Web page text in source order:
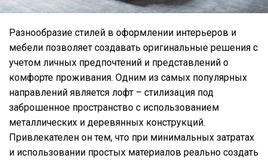
Разнообразие стилей в оформлении интерьеров и
мебели позволяет создавать оригинальные решения с
учетом личных предпочтений и представлений о
комфорте проживания. Одним из самых популярных
направлений является лофт – стилизация под
заброшенное пространство с использованием
металлических и деревянных конструкций.
Привлекателен он тем, что при минимальных затратах
и использовании простых материалов реально создать